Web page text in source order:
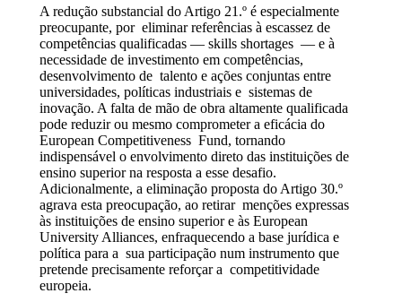
A redução substancial do Artigo 21.º é especialmente
preocupante, por eliminar referências à escassez de
competências qualificadas — skills shortages — e à
necessidade de investimento em competências,
desenvolvimento de talento e ações conjuntas entre
universidades, políticas industriais e sistemas de
inovação. A falta de mão de obra altamente qualificada
pode reduzir ou mesmo comprometer a eficácia do
European Competitiveness Fund, tornando
indispensável o envolvimento direto das instituições de
ensino superior na resposta a esse desafio.
Adicionalmente, a eliminação proposta do Artigo 30.º
agrava esta preocupação, ao retirar menções expressas
às instituições de ensino superior e às European
University Alliances, enfraquecendo a base jurídica e
política para a sua participação num instrumento que
pretende precisamente reforçar a competitividade
europeia.